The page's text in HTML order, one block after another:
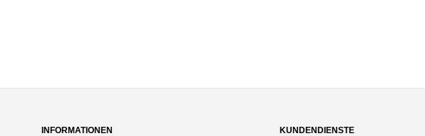
INFORMATIONEN KUNDENDIENSTE